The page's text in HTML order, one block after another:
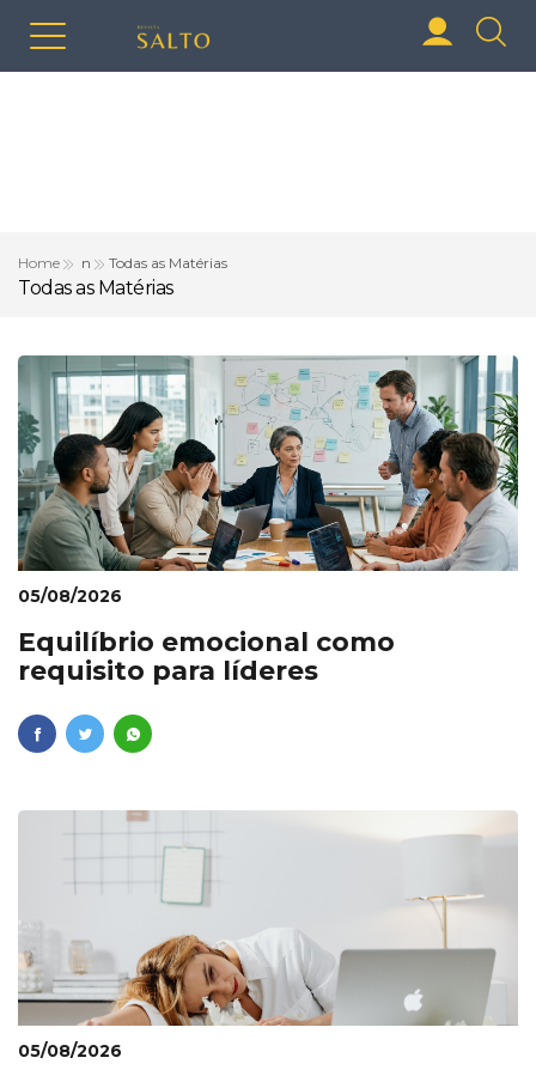
Home n Todas as Matérias
Todas as Matérias
05/08/2026
Equilíbrio emocional como
requisito para líderes
05/08/2026